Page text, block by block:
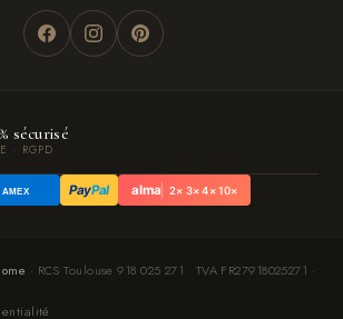
sécurisé
· RGPD
AMEX PayPal alma 2× 3× 4× 10×
· RCS Toulouse 918 025 271 · TVA FR27918025271 ·